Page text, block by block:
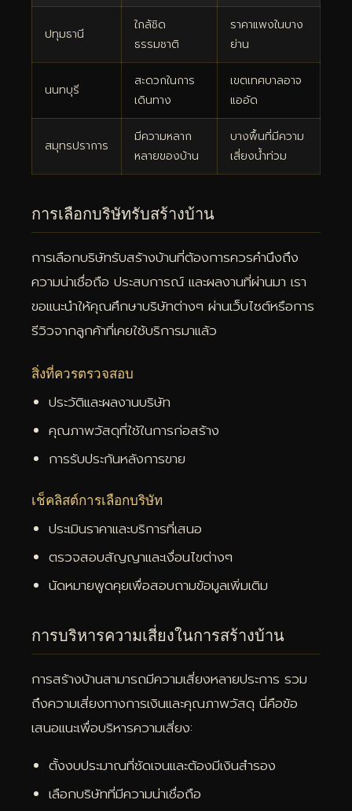
ปทุมธานี
ใกล้ชิด
ธรรมชาติ
ราคาแพงในบาง
ย่าน
นนทบุรี
สะดวกในการ
เดินทาง
เขตเทศบาลอาจ
แออัด
สมุทรปราการ
มีความหลาก
หลายของบ้าน
บางพื้นที่มีความ
เสี่ยงน้ำท่วม
การเลือกบริษัทรับสร้างบ้าน
การเลือกบริษัทรับสร้างบ้านที่ต้องการควรคำนึงถึง
ความน่าเชื่อถือ ประสบการณ์ และผลงานที่ผ่านมา เรา
ขอแนะนำให้คุณศึกษาบริษัทต่างๆ ผ่านเว็บไซต์หรือการ
รีวิวจากลูกค้าที่เคยใช้บริการมาแล้ว
สิ่งที่ควรตรวจสอบ
ประวัติและผลงานบริษัท
คุณภาพวัสดุที่ใช้ในการก่อสร้าง
การรับประกันหลังการขาย
เช็คลิสต์การเลือกบริษัท
ประเมินราคาและบริการที่เสนอ
ตรวจสอบสัญญาและเงื่อนไขต่างๆ
นัดหมายพูดคุยเพื่อสอบถามข้อมูลเพิ่มเติม
การบริหารความเสี่ยงในการสร้างบ้าน
การสร้างบ้านสามารถมีความเสี่ยงหลายประการ รวม
ถึงความเสี่ยงทางการเงินและคุณภาพวัสดุ นี่คือข้อ
เสนอแนะเพื่อบริหารความเสี่ยง:
ตั้งงบประมาณที่ชัดเจนและต้องมีเงินสำรอง
เลือกบริษัทที่มีความน่าเชื่อถือ